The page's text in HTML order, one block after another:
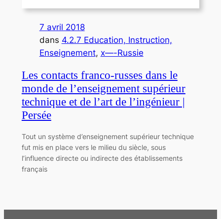
7 avril 2018
dans 4.2.7 Education, Instruction,
Enseignement, x—-Russie
Les contacts franco-russes dans le
monde de l’enseignement supérieur
technique et de l’art de l’ingénieur |
Persée
Tout un système d’enseignement supérieur technique
fut mis en place vers le milieu du siècle, sous
l’influence directe ou indirecte des établissements
français